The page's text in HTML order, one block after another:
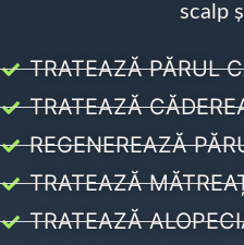
scalp
TRATEAZĂ PĂRUL
TRATEAZĂ
REGENEREAZĂ
TRATEAZĂ
TRATEAZĂ